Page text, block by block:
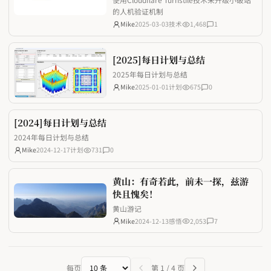
的人机验证机制
Mike2025-03-03技术 1,468 1
[2025]每日计划与总结
2025年每日计划与总结
Mike2025-01-01计划 675 0
[2024]每日计划与总结
2024年每日计划与总结
Mike2024-12-17计划 731 0
黄山：有奇若此，前未一探，兹游
快且愧矣！
黄山游记
Mike2024-12-13感悟 2,053 7
每页 第 1 /4页